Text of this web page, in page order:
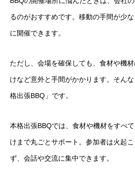
るのがおすすめです。移動の手間が少
に開催できます。
ただし、会場を確保しても、食材や機
けなど意外と手間がかかります。そん
格出張BBQ 」です。
本格出張BBQでは、食材や機材をすべ
けまで丸ごとサポート。参加者は火起
ず、会話や交流に集中できます。